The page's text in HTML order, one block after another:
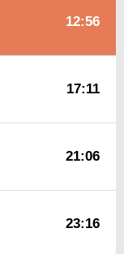
12:56
17:11
21:06
23:16